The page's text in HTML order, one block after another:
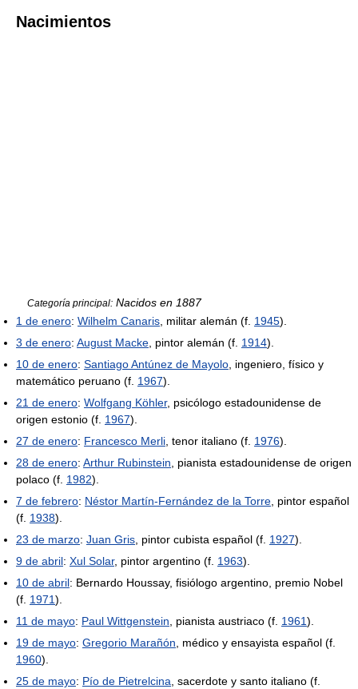
Nacimientos
Categoría principal: Nacidos en 1887
1 de enero: Wilhelm Canaris, militar alemán (f. 1945).
3 de enero: August Macke, pintor alemán (f. 1914).
10 de enero: Santiago Antúnez de Mayolo, ingeniero, físico y
matemático peruano (f. 1967).
21 de enero: Wolfgang Köhler, psicólogo estadounidense de
origen estonio (f. 1967).
27 de enero: Francesco Merli, tenor italiano (f. 1976).
28 de enero: Arthur Rubinstein, pianista estadounidense de origen
polaco (f. 1982).
7 de febrero: Néstor Martín-Fernández de la Torre, pintor español
(f. 1938).
23 de marzo: Juan Gris, pintor cubista español (f. 1927).
9 de abril: Xul Solar, pintor argentino (f. 1963).
10 de abril: Bernardo Houssay, fisiólogo argentino, premio Nobel
(f. 1971).
11 de mayo: Paul Wittgenstein, pianista austriaco (f. 1961).
19 de mayo: Gregorio Marañón, médico y ensayista español (f.
1960).
25 de mayo: Pío de Pietrelcina, sacerdote y santo italiano (f.